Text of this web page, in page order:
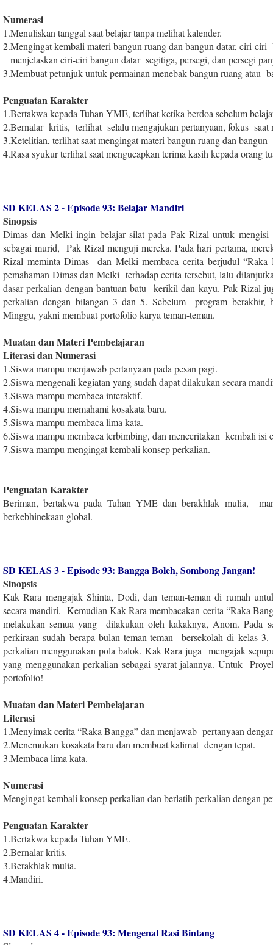
Numerasi
1.Menuliskan tanggal saat belajar tanpa melihat kalender.
2.Mengingat kembali materi bangun ruang dan bangun datar, ciri-
menjelaskan ciri-ciri bangun datar segitiga, persegi, dan persegi
3.Membuat petunjuk untuk permainan menebak bangun ruang atau
Penguatan Karakter
1.Bertakwa kepada Tuhan YME, terlihat ketika berdoa sebelum
2.Bernalar kritis, terlihat selalu mengajukan pertanyaan, fokus saat
3.Ketelitian, terlihat saat mengingat materi bangun ruang dan bangun
4.Rasa syukur terlihat saat mengucapkan terima kasih kepada orang
SD KELAS 2 - Episode 93: Belajar Mandiri
Sinopsis
Dimas dan Melki ingin belajar silat pada Pak Rizal untuk
sebagai murid, Pak Rizal menguji mereka. Pada hari pertama,
Rizal meminta Dimas dan Melki membaca cerita berjudul
pemahaman Dimas dan Melki terhadap cerita tersebut, lalu
dasar perkalian dengan bantuan batu kerikil dan kayu. Pak Rizal
perkalian dengan bilangan 3 dan 5. Sebelum program
Minggu, yakni membuat portofolio karya teman-teman.
Muatan dan Materi Pembelajaran
Literasi dan Numerasi
1.Siswa mampu menjawab pertanyaan pada pesan pagi.
2.Siswa mengenali kegiatan yang sudah dapat dilakukan secara
3.Siswa mampu membaca interaktif.
4.Siswa mampu memahami kosakata baru.
5.Siswa mampu membaca lima kata.
6.Siswa mampu membaca terbimbing, dan menceritakan kembali isi
7.Siswa mampu mengingat kembali konsep perkalian.
Penguatan Karakter
Beriman, bertakwa pada Tuhan YME dan berakhlak mulia,
berkebhinekaan global.
SD KELAS 3 - Episode 93: Bangga Boleh, Sombong Jangan!
Sinopsis
Kak Rara mengajak Shinta, Dodi, dan teman-teman di rumah
secara mandiri. Kemudian Kak Rara membacakan cerita “Raka
melakukan semua yang dilakukan oleh kakaknya, Anom. Pada
perkiraan sudah berapa bulan teman-teman bersekolah di kelas
perkalian menggunakan pola balok. Kak Rara juga mengajak
yang menggunakan perkalian sebagai syarat jalannya. Untuk
portofolio!
Muatan dan Materi Pembelajaran
Literasi
1.Menyimak cerita “Raka Bangga” dan menjawab pertanyaan
2.Menemukan kosakata baru dan membuat kalimat dengan tepat.
3.Membaca lima kata.
Numerasi
Mengingat kembali konsep perkalian dan berlatih perkalian dengan
Penguatan Karakter
1.Bertakwa kepada Tuhan YME.
2.Bernalar kritis.
3.Berakhlak mulia.
4.Mandiri.
SD KELAS 4 - Episode 93: Mengenal Rasi Bintang